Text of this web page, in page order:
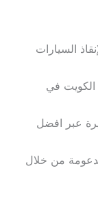
السيارات
الكويت في
عبر افضل
من خلال